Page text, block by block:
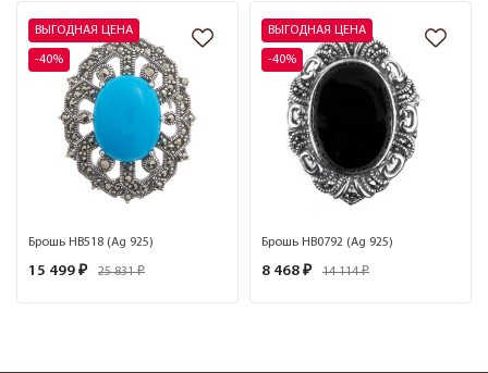
ВЫГОДНАЯ ЦЕНА
-40%
Брошь HB518 (Ag 925)
15 499 ₽ 25 831 ₽
ВЫГОДНАЯ ЦЕНА
-40%
Брошь HB0792 (Ag 925)
8 468 ₽ 14 114 ₽